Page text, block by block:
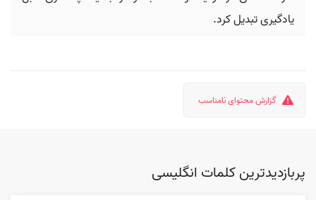
یادگیری تبدیل کرد.
گزارش محتوای نامناسب
پربازدیدترین کلمات انگلیسی